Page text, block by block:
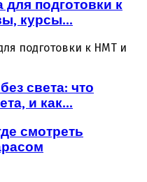
для подготовки к
курсы...
подготовки к НМТ и
света: что
и как...
смотреть